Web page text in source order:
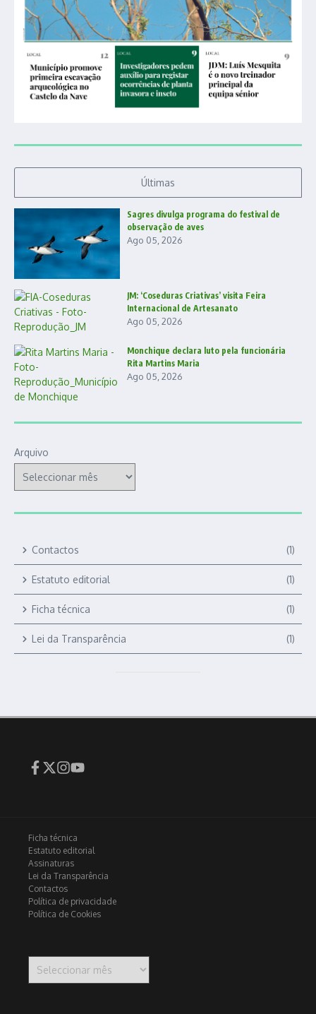
Últimas
Sagres divulga programa do festival de
observação de aves
Ago 05, 2026
JM: ‘Coseduras Criativas’ visita Feira
Internacional de Artesanato
Ago 05, 2026
Monchique declara luto pela funcionária
Rita Martins Maria
Ago 05, 2026
Arquivo
Contactos (1)
Estatuto editorial (1)
Ficha técnica (1)
Lei da Transparência (1)
Ficha técnica
Estatuto editorial
Assinaturas
Lei da Transparência
Contactos
Política de privacidade
Política de Cookies